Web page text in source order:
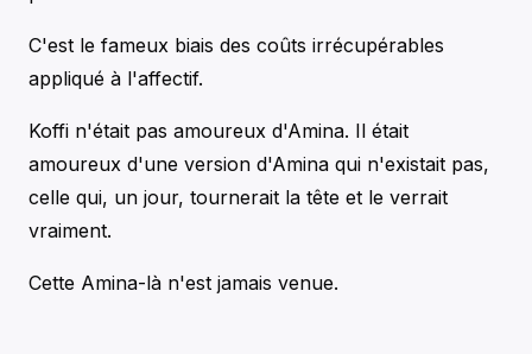
C'est le fameux biais des coûts irrécupérables
appliqué à l'affectif.
Koffi n'était pas amoureux d'Amina. Il était
amoureux d'une version d'Amina qui n'existait pas,
celle qui, un jour, tournerait la tête et le verrait
vraiment.
Cette Amina-là n'est jamais venue.